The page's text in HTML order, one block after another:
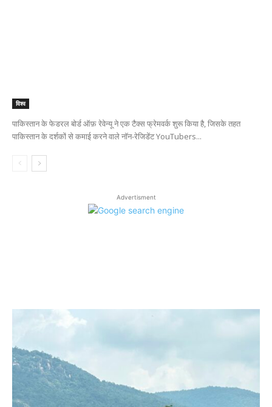
विश्व
पाकिस्तान के फेडरल बोर्ड ऑफ़ रेवेन्यू ने एक टैक्स फ्रेमवर्क शुरू किया है, जिसके तहत
पाकिस्तान के दर्शकों से कमाई करने वाले नॉन-रेजिडेंट YouTubers...
Advertisment